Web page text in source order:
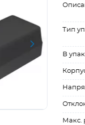
Тип
В
Макс.